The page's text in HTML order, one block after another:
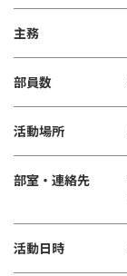
主務
部員数
活動場所
部室・連絡先
活動日時